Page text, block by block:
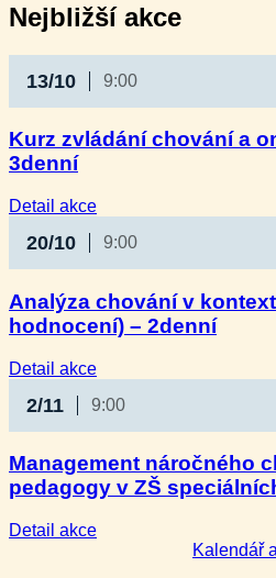
Nejbližší akce
13/10 9:00
Kurz zvládání chování a
3denní
Detail akce:
zvládání
postupy
–
3denní
20/10 9:00
Analýza chování v
hodnocení) – 2denní
Detail akce:
chování
(funkční
hodnocení)
2/11 9:00
Management náročného
pedagogy v ZŠ
Detail akce:
ManagementKalendář